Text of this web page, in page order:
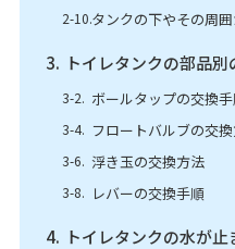
タンクの下やその周
トイレタンクの部品
ボールタップの交換
フロートバルブの交
浮き玉の交換方法
レバーの交換手順
トイレタンクの水が